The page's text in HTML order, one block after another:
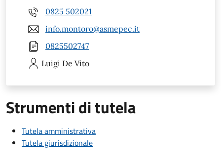
0825 502021
info.montoro@asmepec.it
0825502747
Luigi De Vito
Strumenti di tutela
Tutela amministrativa
Tutela giurisdizionale